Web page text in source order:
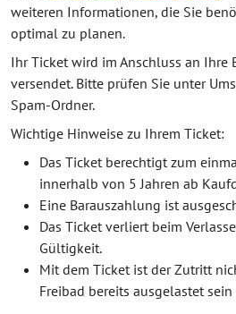
weiteren Informationen, die Sie
optimal zu planen.
Ihr Ticket wird im Anschluss an Ihre
versendet. Bitte prüfen Sie unter
Spam-Ordner.
Wichtige Hinweise zu Ihrem Ticket:
Das Ticket berechtigt zum
innerhalb von 5 Jahren ab
Eine Barauszahlung ist
Das Ticket verliert beim
Gültigkeit.
Mit dem Ticket ist der Zutritt
Freibad bereits ausgelastet